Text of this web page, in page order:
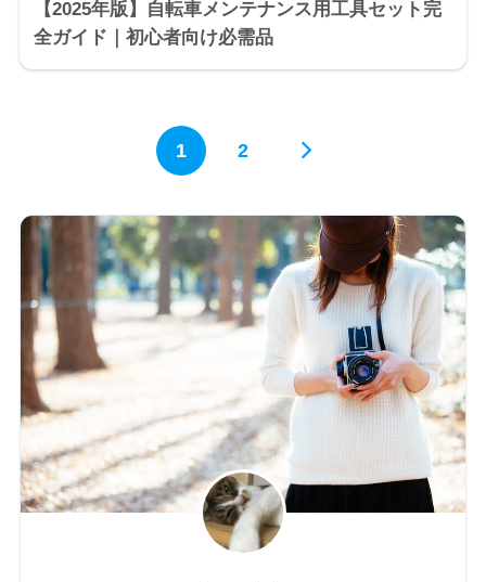
【2025年版】自転車メンテナンス用工具セット完
全ガイド｜初心者向け必需品
1 2